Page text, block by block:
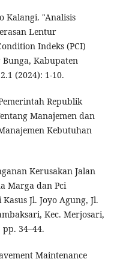
Kalangi. "Analisis
Lentur
Indeks (PCI)
Bunga, Kabupaten
(2024): 1-10.
Republik
Manajemen dan
Kebutuhan
Kerusakan Jalan
Marga dan Pci
Jl. Joyo Agung, Jl.
Kec. Merjosari,
34–44.
Maintenance